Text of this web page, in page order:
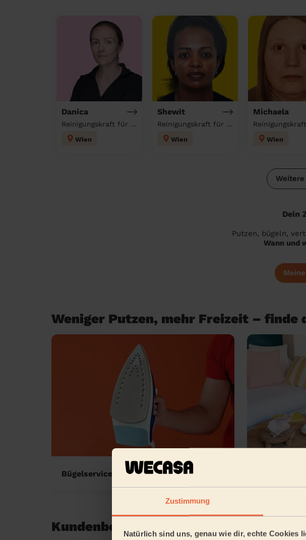
Zustimmung
Natürlich sind uns, genau wie dir, echte Cookies
Danica
Reinigungskraft für deinen Haushalt
Wien
Shewit
Reinigungskraft für deinen Haushalt
Wien
Michaela
Wien
Dein
Putzen, bügeln,
Wann und
Weniger Putzen, mehr Freizeit –
Bügelservice zu Hause
Kundenbewertungen in Bisamberg